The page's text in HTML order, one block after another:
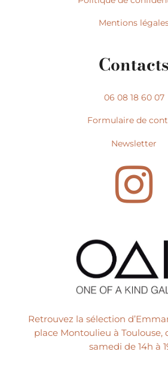
Mentions
Contacts
06 08 18 60 07
Formulaire de
Newsletter
I
s
t
a
Retrouvez la sélection
place Montoulieu à Toulouse,
samedi de 14h à